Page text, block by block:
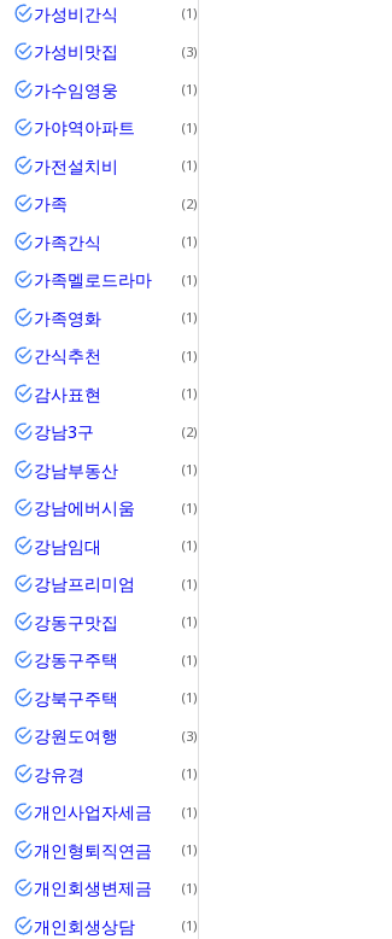
가성비간식 1
가성비맛집 3
가수임영웅 1
가야역아파트 1
가전설치비 1
가족 2
가족간식 1
가족멜로드라마 1
가족영화 1
간식추천 1
감사표현 1
강남3구 2
강남부동산 1
강남에버시움 1
강남임대 1
강남프리미엄 1
강동구맛집 1
강동구주택 1
강북구주택 1
강원도여행 3
강유경 1
개인사업자세금 1
개인형퇴직연금 1
개인회생변제금 1
개인회생상담 1